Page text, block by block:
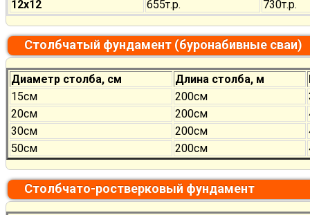
12х12
655т.р. 730т.р.
Столбчатый фундамент (буронабивные сваи)
Диаметр столба, см Длина столба, м
15см
200см
20см
200см
30см
200см
50см
200см
Столбчато-ростверковый фундамент